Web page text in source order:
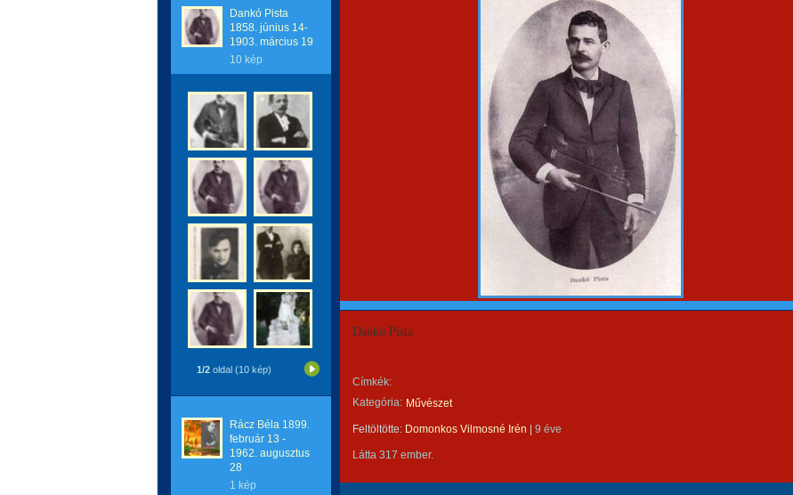
Dankó Pista
1858. június 14-
1903. március 19
10 kép
1/2 oldal (10 kép)
Rácz Béla 1899.
február 13 -
1962. augusztus
28
1 kép
Dankó Pista
Címkék:
Kategória: Művészet
Feltöltötte: Domonkos Vilmosné Irén 9 éve
Látta 317 ember.